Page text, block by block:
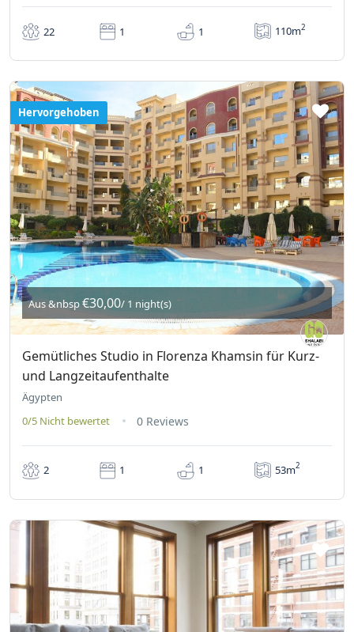
22 1 1 110m2
Hervorgehoben
Aus &nbsp€30,00/ 1 night(s)
Gemütliches Studio in Florenza Khamsin für Kurz-
und Langzeitaufenthalte
Ägypten
0/5 Nicht bewertet 0 Reviews
2 1 1 53m2